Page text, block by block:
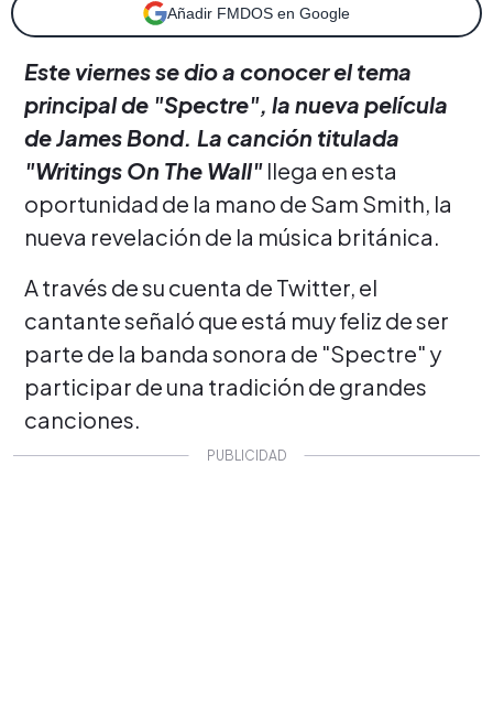
Añadir FMDOS en Google
Este viernes se dio a conocer el tema
principal de "Spectre", la nueva película
de James Bond. La canción titulada
"Writings On The Wall" llega en esta
oportunidad de la mano de Sam Smith, la
nueva revelación de la música británica.
A través de su cuenta de Twitter, el
cantante señaló que está muy feliz de ser
parte de la banda sonora de "Spectre" y
participar de una tradición de grandes
canciones.